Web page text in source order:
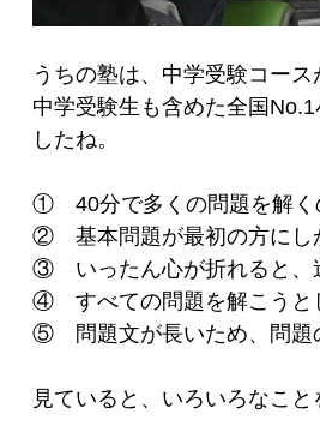
うちの塾は、中学受験コース
中学受験生も含めた全国
したね。
①　40分で多くの問題を解
②　基本問題が最初の方にし
③　いったん心が折れると、
④　すべての問題を解こうと
⑤　問題文が長いため、問題
見ていると、いろいろなこと